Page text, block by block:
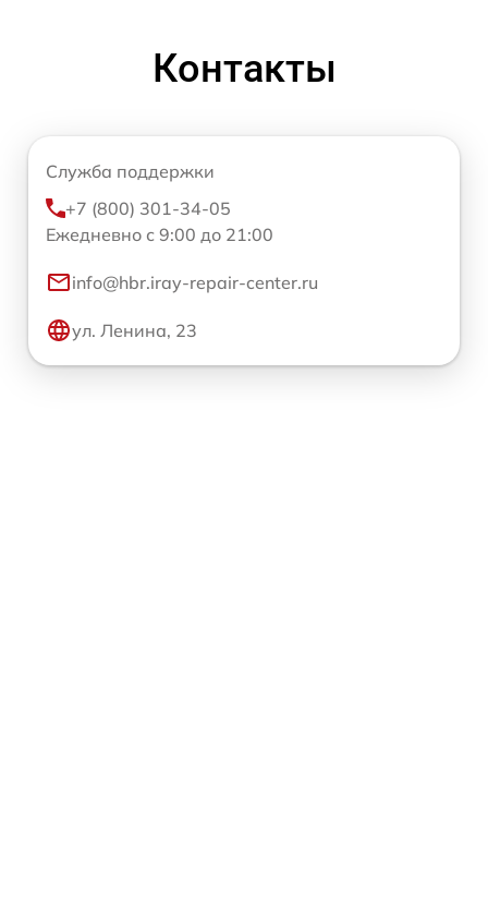
Контакты
Служба поддержки
+7 (800) 301-34-05
Ежедневно с 9:00 до 21:00
info@hbr.iray-repair-center.ru
ул. Ленина, 23